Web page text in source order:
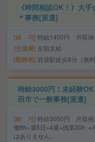
《時間相談OK！》大
＊事務[派遣]
給 与 時給1400円 月収例
交通費 全額支給
勤務地 岩波駅徒歩8分（無
時給3000円！未経験
田市で一般事務[派遣]
給 与 時給3000円 月収例
働8h×週5日×4週+残業30h ※
はありません。